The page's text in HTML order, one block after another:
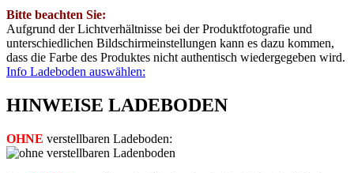
Bitte beachten Sie:
Aufgrund der Lichtverhältnisse bei der Produktfotografie und
unterschiedlichen Bildschirmeinstellungen kann es dazu kommen,
dass die Farbe des Produktes nicht authentisch wiedergegeben wird.
Info Ladeboden auswählen:
HINWEISE LADEBODEN
OHNE verstellbaren Ladeboden: